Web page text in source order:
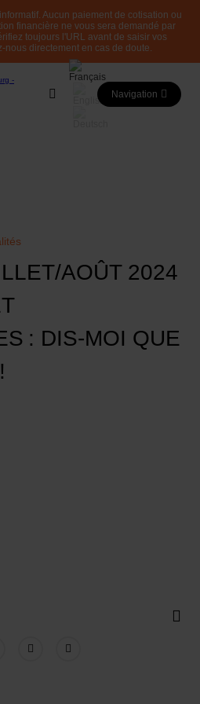
Aucun paiement de cotisation ou
financière ne vous sera demandé par
toujours l'URL avant de saisir vos
nous directement en cas de doute.
Navigation
AOÛT 2024
: DIS-MOI QUE